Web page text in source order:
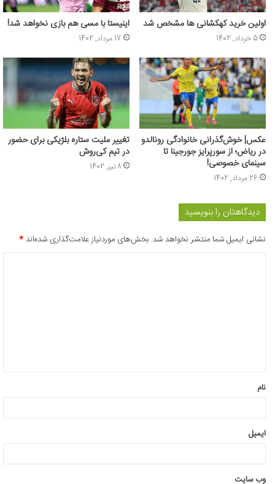
اولین خرید کهکشانی ها مشخص شد
5 خرداد, 1402
اینیستا با مسی هم بازی نخواهد شد!
17 مرداد, 1402
عکس‌| خوش‌گذرانی خانوادگی رونالدو
در ریاض؛ از سورپرایز جورجینا تا
سینمای خصوصی!
26 مرداد, 1402
تغییر ملیت ستاره بلژیکی برای حضور
در تیم کی‌روش
8 تیر, 1402
دیدگاهتان را بنویسید
نشانی ایمیل شما منتشر نخواهد شد. بخش‌های موردنیاز علامت‌گذاری شده‌اند*
*
نام
ایمیل
وب‌ سایت